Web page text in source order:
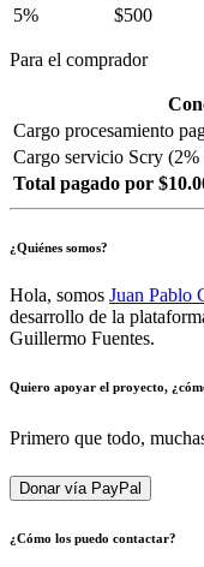
5%
$500
Para el comprador
Cargo procesamiento
Cargo servicio Scry
Total pagado por
¿Quiénes somos?
Hola, somos Juan Pablo
desarrollo de la
Guillermo Fuentes.
Quiero apoyar el proyecto,
Primero que todo,
Donar vía PayPal
¿Cómo los puedo contactar?